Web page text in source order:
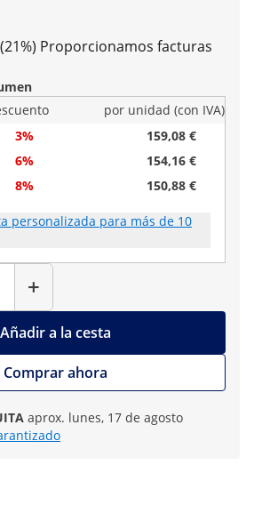
Proporcionamos facturas
por unidad (con IVA)
3%
159,08 €
6%
154,16 €
8% 150,88 €
personalizada para más de 10
+
Añadir a la cesta
Comprar ahora
aprox. lunes, 17 de agosto